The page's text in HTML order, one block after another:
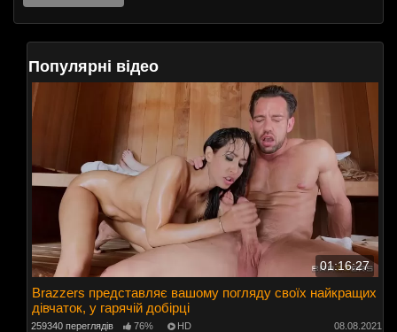
Популярні відео
01:16:27
Brazzers представляє вашому погляду своїх найкращих
дівчаток, у гарячій добірці
259340 переглядів 76% HD 08.08.2021